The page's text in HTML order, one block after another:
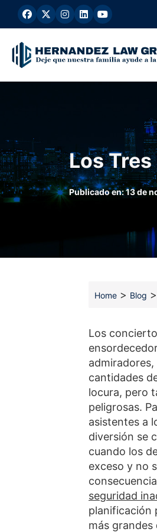
Los
Publicado en:13 de
Home > Blog >
Los
cantidades
locura, pero
peligrosas.
asistentes a
diversión se
cuando los
exceso y no
seguridad
planificación
más